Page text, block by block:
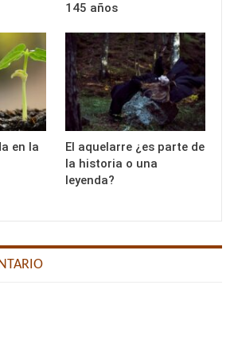
145 años
en la
El aquelarre ¿es parte de
la historia o una
leyenda?